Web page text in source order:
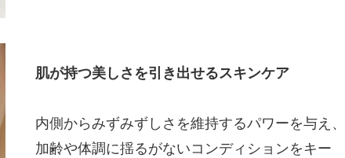
肌が持つ美しさを引き出せるスキンケア
内側からみずみずしさを維持するパワーを与え、
加齢や体調に揺るがないコンディションをキー